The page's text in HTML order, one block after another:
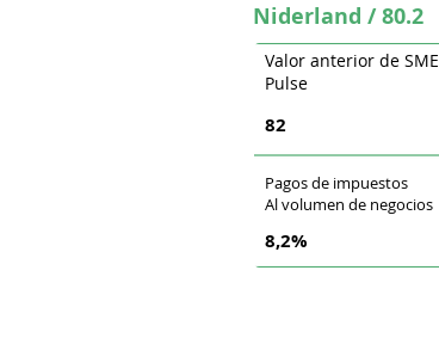
Niderland / 80.2
82
Pagos de impuestos
Al volumen de negocios
Valor anterior de SME
Pulse
8,2%